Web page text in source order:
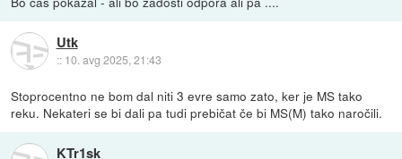
Utk
:: 10. avg 2025, 21:43
Stoprocentno ne bom dal niti 3 evre samo zato, ker je MS tako
reku. Nekateri se bi dali pa tudi prebičat če bi MS(M) tako naročili.
KTr1sk